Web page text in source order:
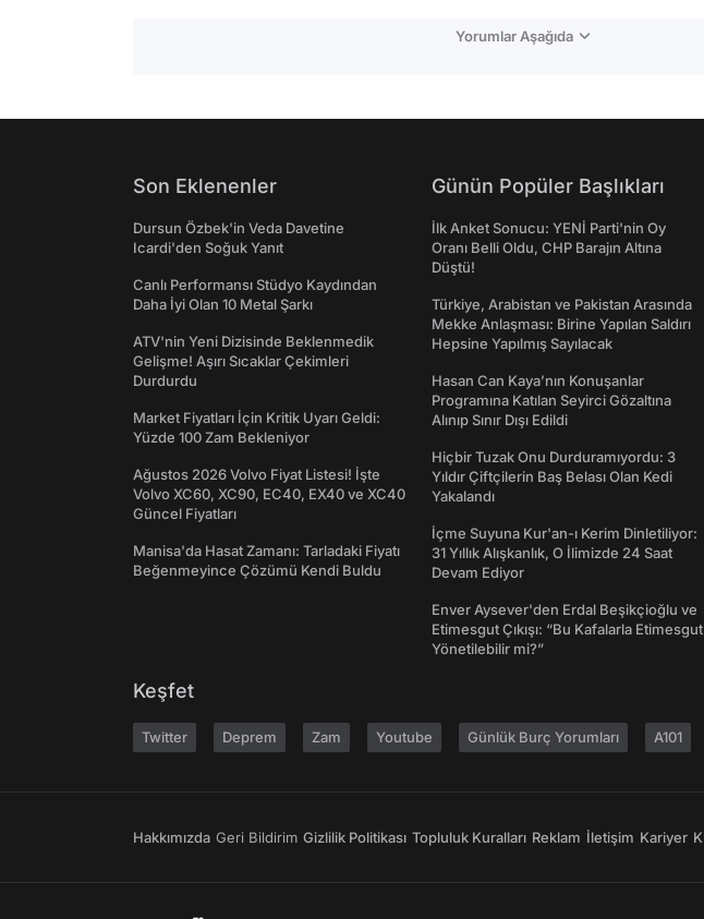
Yorumlar Aşağıda
Son Eklenenler
Dursun Özbek'in Veda Davetine
Icardi'den Soğuk Yanıt
Canlı Performansı Stüdyo Kaydından
Daha İyi Olan 10 Metal Şarkı
ATV'nin Yeni Dizisinde Beklenmedik
Gelişme! Aşırı Sıcaklar Çekimleri
Durdurdu
Market Fiyatları İçin Kritik Uyarı Geldi:
Yüzde 100 Zam Bekleniyor
Ağustos 2026 Volvo Fiyat Listesi! İşte
Volvo XC60, XC90, EC40, EX40 ve XC40
Güncel Fiyatları
Manisa'da Hasat Zamanı: Tarladaki Fiyatı
Beğenmeyince Çözümü Kendi Buldu
Günün Popüler Başlıkları
İlk Anket Sonucu: YENİ Parti'nin Oy
Oranı Belli Oldu, CHP Barajın Altına
Düştü!
Türkiye, Arabistan ve Pakistan Arasında
Mekke Anlaşması: Birine Yapılan Saldırı
Hepsine Yapılmış Sayılacak
Hasan Can Kaya’nın Konuşanlar
Programına Katılan Seyirci Gözaltına
Alınıp Sınır Dışı Edildi
Hiçbir Tuzak Onu Durduramıyordu: 3
Yıldır Çiftçilerin Baş Belası Olan Kedi
Yakalandı
İçme Suyuna Kur'an-ı Kerim Dinletiliyor:
31 Yıllık Alışkanlık, O İlimizde 24 Saat
Devam Ediyor
Enver Aysever'den Erdal Beşikçioğlu ve
Etimesgut Çıkışı: “Bu Kafalarla Etimesgut
Yönetilebilir mi?”
Keşfet
Twitter Deprem Zam Youtube Günlük Burç Yorumları A101
Hakkımızda Geri Bildirim Gizlilik Politikası Topluluk Kuralları Reklam İletişim Kariyer